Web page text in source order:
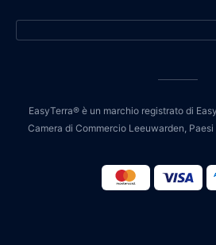
EasyTerra® è un marchio registrato di
Camera di Commercio Leeuwarden,